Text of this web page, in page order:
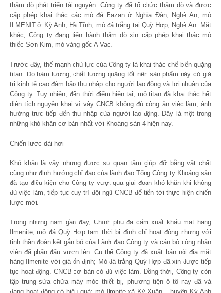
thăm dò phát triển tài nguyên. Công ty đã tổ chức thăm dò và được
cấp phép khai thác các mỏ đá Bazan ở Nghĩa Đàn, Nghệ An; mỏ
ILMENIT ở Kỳ Anh, Hà Tĩnh; mỏ đá trắng tại Quỳ Hợp, Nghệ An. Mặt
khác, Công ty đang tiến hành thăm dò xin cấp phép khai thác mỏ
thiếc Sơn Kim, mỏ vàng gốc A Vao.
Trước đây, thế mạnh chủ lực của Công ty là khai thác chế biến quặng
titan. Do hàm lượng, chất lượng quặng tốt nên sản phẩm này có giá
trị kinh tế cao đảm bảo thu nhập cho người lao động và lợi nhuận của
Công ty. Tuy nhiên, đến thời điểm hiện tại, mỏ titan đã khai thác hết
diện tích nguyên khai vì vậy CNCB không đủ công ăn việc làm, ảnh
hưởng trực tiếp đến thu nhập của người lao động. Đây là một trong
những khó khăn cơ bản nhất với Khoáng sản 4 hiện nay.
Chiến lược dài hơi
Khó khăn là vậy nhưng được sự quan tâm giúp đỡ bằng vật chất
cũng như định hướng chỉ đạo của lãnh đạo Tổng Công ty Khoáng sản
đã tạo điều kiện cho Công ty vượt qua giai đoạn khó khăn khi không
đủ việc làm, tiếp tục duy trì đội ngũ CNCB để tiến tới thực hiện chiến
lược mới.
Trong những năm gần đây, Chính phủ đã cấm xuất khẩu mặt hàng
Ilmenite, mỏ đá Quỳ Hợp tạm thời bị đình chỉ hoạt động nhưng với
tinh thần đoàn kết gắn bó của Lãnh đạo Công ty và cán bộ công nhân
viên đã phấn đấu vươn lên. Cụ thể Công ty đã xuất bán nội địa mặt
hàng Ilmenite với giá ổn định; Mỏ đá trắng Quỳ Hợp đã xin được tiếp
tục hoạt động. CNCB cơ bản có đủ việc làm. Đồng thời, Công ty còn
tập trung sửa chữa máy móc thiết bị, phương tiện ô tô nay đã và
đang hoạt động có hiệu quả; mỏ Ilmnite xã Kỳ Xuân – huyện Kỳ Anh